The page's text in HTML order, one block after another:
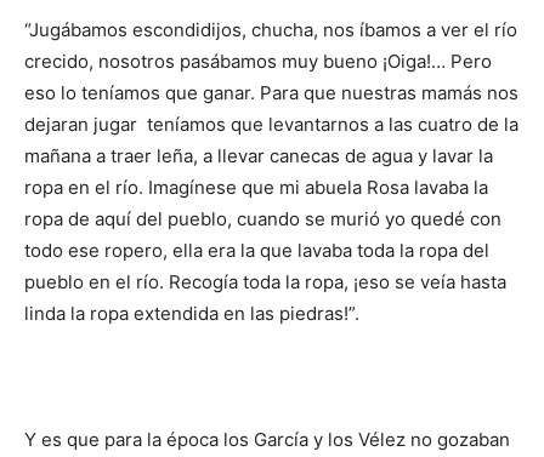
“Jugábamos escondidijos, chucha, nos íbamos a ver el río
crecido, nosotros pasábamos muy bueno ¡Oiga!… Pero
eso lo teníamos que ganar. Para que nuestras mamás nos
dejaran jugar teníamos que levantarnos a las cuatro de la
mañana a traer leña, a llevar canecas de agua y lavar la
ropa en el río. Imagínese que mi abuela Rosa lavaba la
ropa de aquí del pueblo, cuando se murió yo quedé con
todo ese ropero, ella era la que lavaba toda la ropa del
pueblo en el río. Recogía toda la ropa, ¡eso se veía hasta
linda la ropa extendida en las piedras!”.
Y es que para la época los García y los Vélez no gozaban